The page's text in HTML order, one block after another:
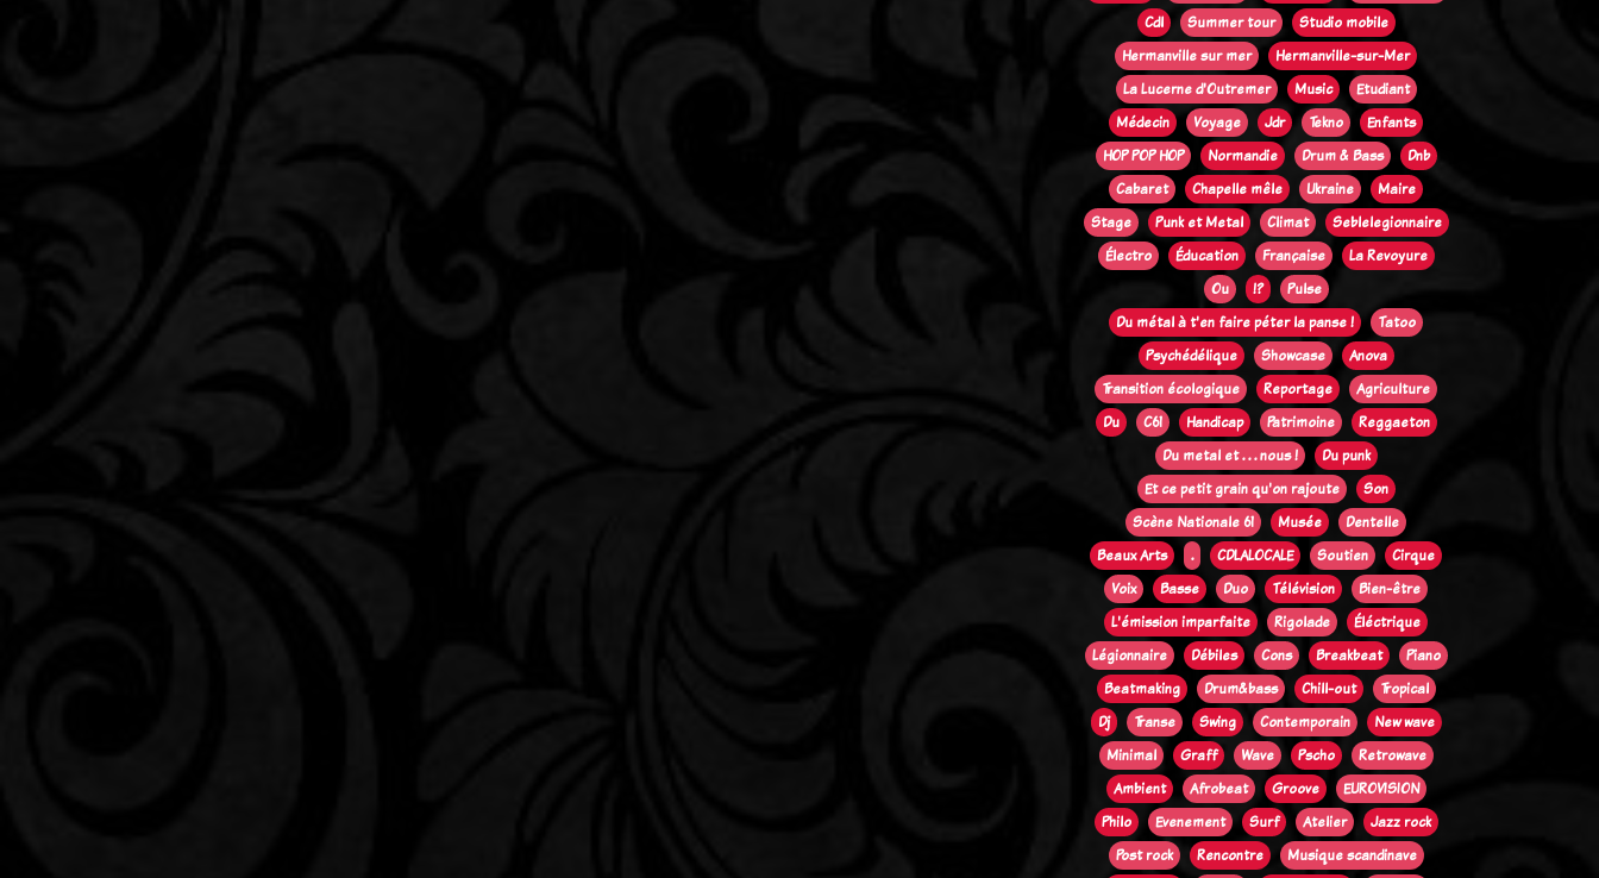
Cdl
Summer tour
Studio mobile
Hermanville sur mer
Hermanville-sur-Mer
La Lucerne d'Outremer
Music
Etudiant
Médecin
Voyage Jdr Tekno
Enfants
HOP POP HOP
Normandie Drum & Bass
Dnb
Cabaret
Chapelle mêle Ukraine
Maire
Stage
Punk et Metal Climat
Seblelegionnaire
Électro
Éducation Française
La Revoyure
Ou
!?
Pulse
Du métal à t'en faire péter la panse !
Tatoo
Psychédélique
Showcase
Anova
Transition écologique
Reportage
Agriculture
Du
C61 Handicap Patrimoine
Reggaeton
Du metal et . . . nous !
Du punk
Et ce petit grain qu'on rajoute
Son
Scène Nationale 61
Musée
Dentelle
Beaux Arts
. CDLALOCALE Soutien
Cirque
Voix
Basse Duo Télévision
Bien-être
L'émission imparfaite
Rigolade
Éléctrique
Légionnaire
Débiles Cons Breakbeat
Piano
Beatmaking
Drum&bass Chill-out
Tropical
Dj
Transe Swing Contemporain
New wave
Minimal
Graff Wave Pscho
Retrowave
Ambient
Afrobeat Groove
EUROVISION
Philo
Evenement Surf Atelier
Jazz rock
Post rock
Rencontre
Musique scandinave